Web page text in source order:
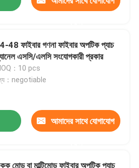
48 ফাইবার গণনা ফাইবার অপটিক প্যাচ
এসসি/এলসি সংযোগকারী প্রকার
：10 pcs
：negotiable
আমাদের সাথে যোগাযোগ
মোড বা মাল্টিমোড ফাইবার অপটিক প্যাচ